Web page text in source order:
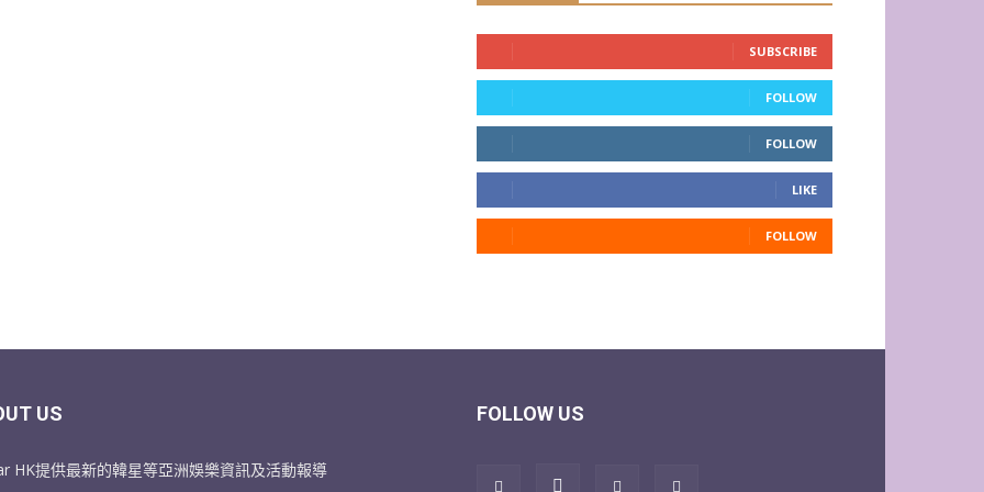
SUBSCRIBE
FOLLOW
FOLLOW
LIKE
FOLLOW
US
HK提供最新的韓星等亞洲娛樂資訊及活動報導
FOLLOW US